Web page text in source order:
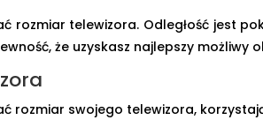
rozmiar telewizora. Odległość jest
że uzyskasz najlepszy możliwy
rozmiar swojego telewizora,